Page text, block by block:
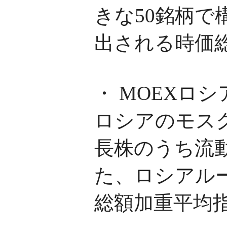
きな50銘柄で
出される時価
・ MOEXロシ
ロシアのモス
長株のうち流
た、ロシアル
総額加重平均